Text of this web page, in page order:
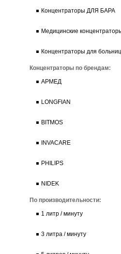
Концентраторы ДЛЯ БАРА
Медицинские
Концентраторы для больниц
Концентраторы по брендам:
АРМЕД
LONGFIAN
BITMOS
INVACARE
PHILIPS
NIDEK
По производительности:
1 литр / минуту
3 литра / минуту